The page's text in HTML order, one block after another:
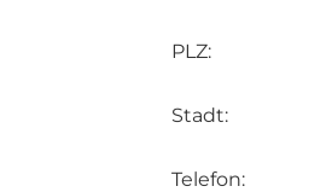
PLZ:
Stadt:
Telefon: